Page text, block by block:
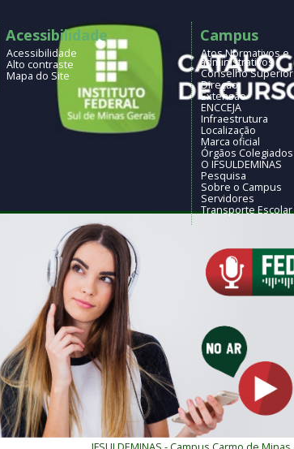
Qual dos nossos cursos combina com você?
Acessibilidade
Acessibilidade
Alto contraste
Mapa do Site
Campus
Atos Normativos e
administrativos
Conselho Superior
Direção
Extensão
ENCCEJA
Infraestrutura
Localização
Marca oficial
Órgãos Colegiados
O IFSULDEMINAS
Pesquisa
Sobre o Campus
Servidores
Transporte Escolar